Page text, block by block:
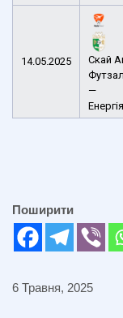
14.05.2025
Скай
Футзал
—
Енергія
Поширити
6 Травня, 2025